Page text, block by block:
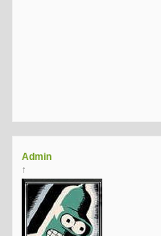
Admin
↑